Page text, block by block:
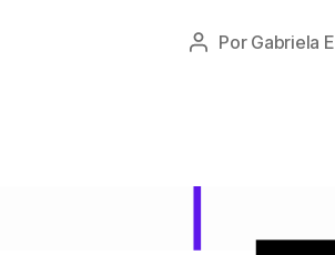
Autor
Por Gabriela